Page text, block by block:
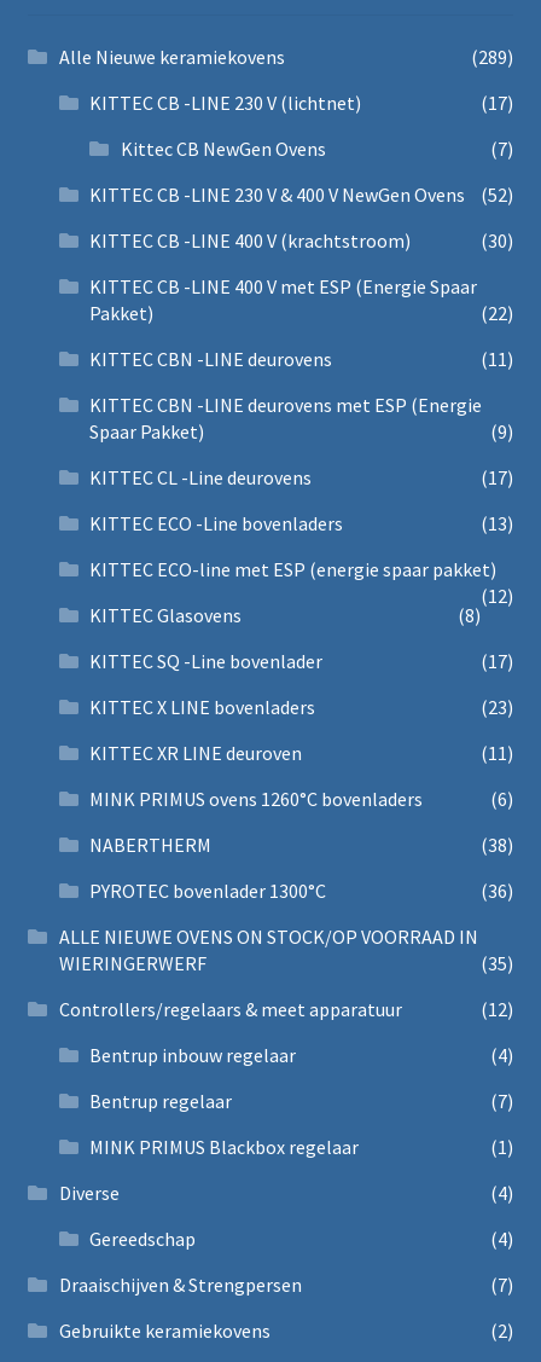
Alle Nieuwe keramiekovens
(289)
KITTEC CB -LINE 230 V (lichtnet)
(17)
Kittec CB NewGen Ovens
(7)
KITTEC CB -LINE 230 V & 400 V NewGen Ovens
(52)
KITTEC CB -LINE 400 V (krachtstroom)
(30)
KITTEC CB -LINE 400 V met ESP (Energie Spaar
Pakket)
(22)
KITTEC CBN -LINE deurovens
(11)
KITTEC CBN -LINE deurovens met ESP (Energie
Spaar Pakket)
(9)
KITTEC CL -Line deurovens
(17)
KITTEC ECO -Line bovenladers
(13)
KITTEC ECO-line met ESP (energie spaar pakket)
(12)
KITTEC Glasovens
(8)
KITTEC SQ -Line bovenlader
(17)
KITTEC X LINE bovenladers
(23)
KITTEC XR LINE deuroven
(11)
MINK PRIMUS ovens 1260°C bovenladers
(6)
NABERTHERM
(38)
PYROTEC bovenlader 1300°C
(36)
ALLE NIEUWE OVENS ON STOCK/OP VOORRAAD IN
WIERINGERWERF
(35)
Controllers/regelaars & meet apparatuur
(12)
Bentrup inbouw regelaar
(4)
Bentrup regelaar
(7)
MINK PRIMUS Blackbox regelaar
(1)
Diverse
(4)
Gereedschap
(4)
Draaischijven & Strengpersen
(7)
Gebruikte keramiekovens
(2)